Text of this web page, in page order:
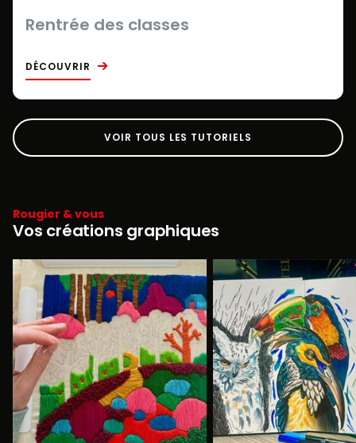
Rentrée des classes
DÉCOUVRIR
VOIR TOUS LES TUTORIELS
Rougier & vous
Vos créations graphiques